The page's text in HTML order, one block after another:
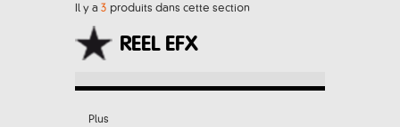
Il y a 3 produits dans cette section
REEL EFX
Plus